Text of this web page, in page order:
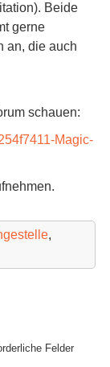
Beide
gerne
an, die auch
schauen:
Magic-
,
Felder